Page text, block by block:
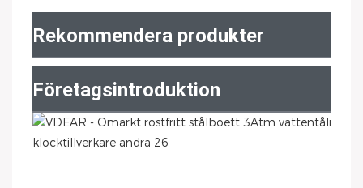
Rekommendera produkter
Företagsintroduktion